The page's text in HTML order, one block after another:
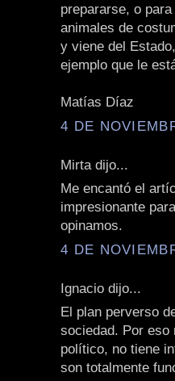
prepararse, o
animales de
y viene del
ejemplo que le
Matías Díaz
4 DE
Mirta dijo...
Me encantó el
impresionante
opinamos.
4 DE
Ignacio dijo...
El plan perverso
sociedad. Por eso
político, no tiene
son totalmente